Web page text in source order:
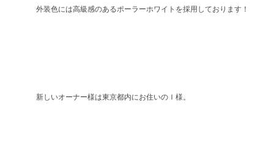
外装色には高級感のあるポーラーホワイトを採用しております！
新しいオーナー様は東京都内にお住いのＩ様。